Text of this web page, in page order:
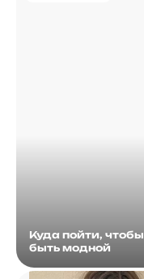
Куда пойти, чтобы
быть модной